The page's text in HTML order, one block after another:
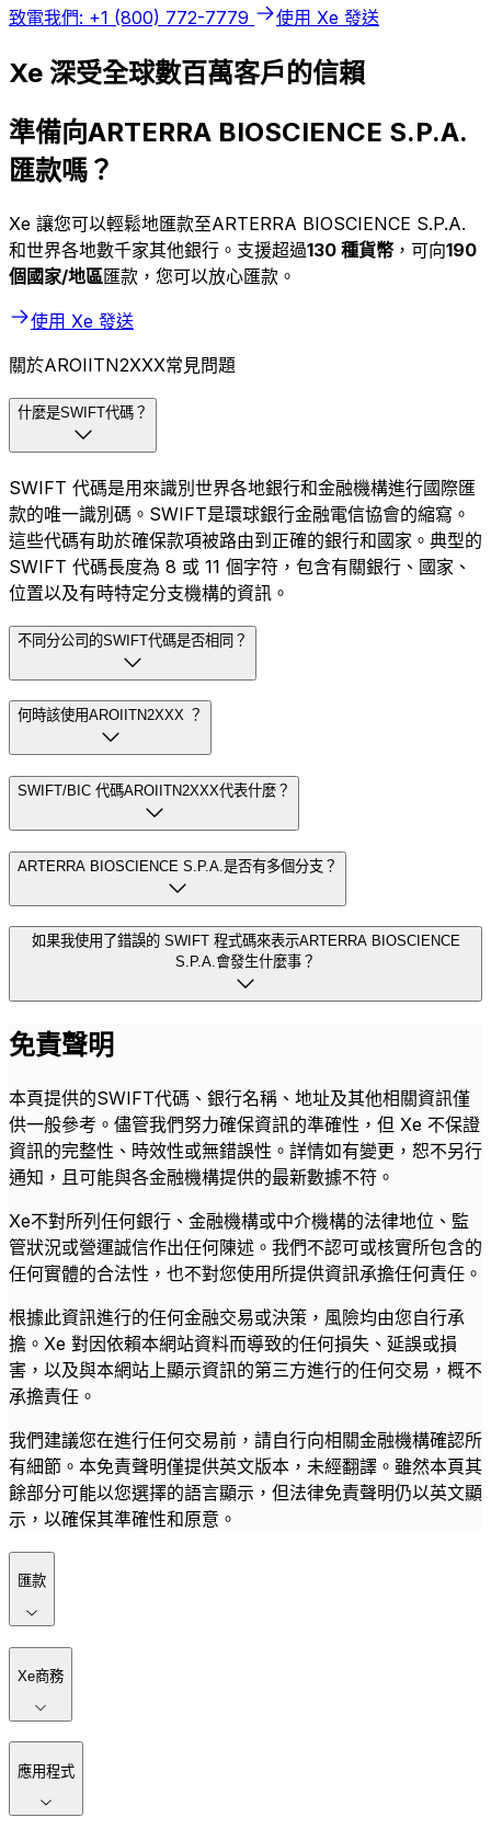
致電我們: +1 (800) 772-7779 使用 Xe 發送
Xe 深受全球數百萬客戶的信賴
準備向ARTERRA BIOSCIENCE S.P.A.
匯款嗎？
Xe 讓您可以輕鬆地匯款至ARTERRA BIOSCIENCE S.P.A.
和世界各地數千家其他銀行。支援超過130 種貨幣 ，可向190
個國家/地區匯款，您可以放心匯款。
使用 Xe 發送
關於AROIITN2XXX常見問題
什麼是SWIFT代碼？
SWIFT 代碼是用來識別世界各地銀行和金融機構進行國際匯
款的唯一識別碼。SWIFT是環球銀行金融電信協會的縮寫。
這些代碼有助於確保款項被路由到正確的銀行和國家。典型的
SWIFT 代碼長度為 8 或 11 個字符，包含有關銀行、國家、
位置以及有時特定分支機構的資訊。
不同分公司的SWIFT代碼是否相同？
何時該使用AROIITN2XXX ？
SWIFT/BIC 代碼AROIITN2XXX代表什麼？
ARTERRA BIOSCIENCE S.P.A.是否有多個分支？
如果我使用了錯誤的 SWIFT 程式碼來表示ARTERRA BIOSCIENCE
S.P.A.會發生什麼事？
免責聲明
本頁提供的SWIFT代碼、銀行名稱、地址及其他相關資訊僅
供一般參考。儘管我們努力確保資訊的準確性，但 Xe 不保證
資訊的完整性、時效性或無錯誤性。詳情如有變更，恕不另行
通知，且可能與各金融機構提供的最新數據不符。
Xe不對所列任何銀行、金融機構或中介機構的法律地位、監
管狀況或營運誠信作出任何陳述。我們不認可或核實所包含的
任何實體的合法性，也不對您使用所提供資訊承擔任何責任。
根據此資訊進行的任何金融交易或決策，風險均由您自行承
擔。Xe 對因依賴本網站資料而導致的任何損失、延誤或損
害，以及與本網站上顯示資訊的第三方進行的任何交易，概不
承擔責任。
我們建議您在進行任何交易前，請自行向相關金融機構確認所
有細節。本免責聲明僅提供英文版本，未經翻譯。雖然本頁其
餘部分可能以您選擇的語言顯示，但法律免責聲明仍以英文顯
示，以確保其準確性和原意。
匯款
Xe商務
應用程式